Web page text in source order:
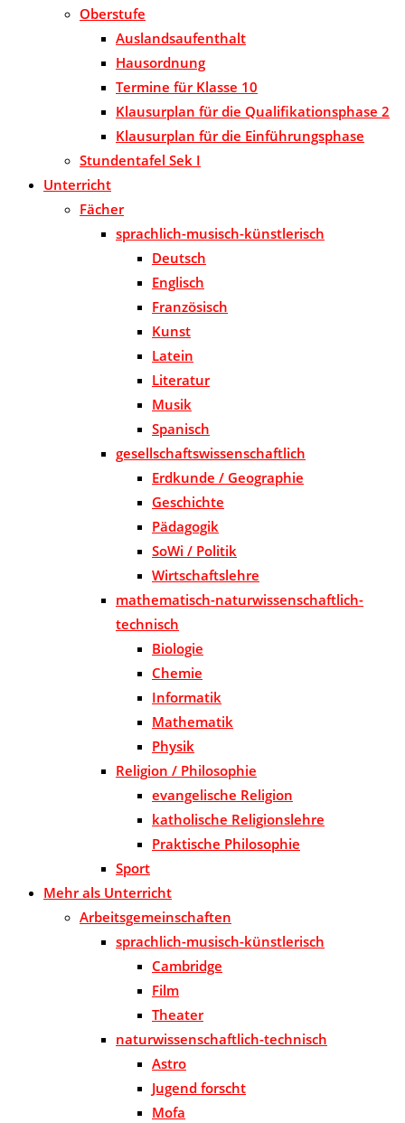
Oberstufe
Auslandsaufenthalt
Hausordnung
Termine für Klasse 10
Klausurplan für die Qualifikationsphase 2
Klausurplan für die Einführungsphase
Stundentafel Sek I
Unterricht
Fächer
sprachlich-musisch-künstlerisch
Deutsch
Englisch
Französisch
Kunst
Latein
Literatur
Musik
Spanisch
gesellschaftswissenschaftlich
Erdkunde / Geographie
Geschichte
Pädagogik
SoWi / Politik
Wirtschaftslehre
mathematisch-naturwissenschaftlich-
technisch
Biologie
Chemie
Informatik
Mathematik
Physik
Religion / Philosophie
evangelische Religion
katholische Religionslehre
Praktische Philosophie
Sport
Mehr als Unterricht
Arbeitsgemeinschaften
sprachlich-musisch-künstlerisch
Cambridge
Film
Theater
naturwissenschaftlich-technisch
Astro
Jugend forscht
Mofa